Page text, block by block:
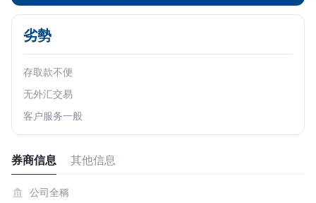
劣勢
存取款不便
无外汇交易
客户服务一般
券商信息 其他信息
公司全稱